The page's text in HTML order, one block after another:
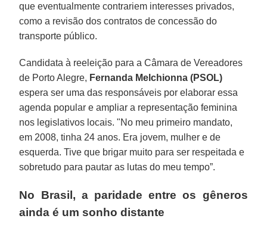
que eventualmente contrariem interesses privados,
como a revisão dos contratos de concessão do
transporte público.
Candidata à reeleição para a Câmara de Vereadores
de Porto Alegre, Fernanda Melchionna (PSOL)
espera ser uma das responsáveis por elaborar essa
agenda popular e ampliar a representação feminina
nos legislativos locais. "No meu primeiro mandato,
em 2008, tinha 24 anos. Era jovem, mulher e de
esquerda. Tive que brigar muito para ser respeitada e
sobretudo para pautar as lutas do meu tempo”.
No Brasil, a paridade entre os gêneros
ainda é um sonho distante